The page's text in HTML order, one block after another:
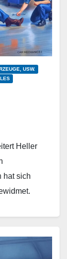
USW.
Heller
hat sich